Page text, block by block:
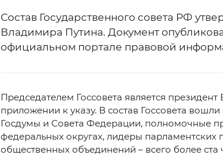
Состав Государственного совета РФ
Владимира Путина. Документ
официальном портале правовой
Председателем Госсовета является
приложении к указу. В состав Госсовета
Госдумы и Совета Федерации, полномочные
федеральных округах, лидеры парламентских
общественных объединений – всего более ста